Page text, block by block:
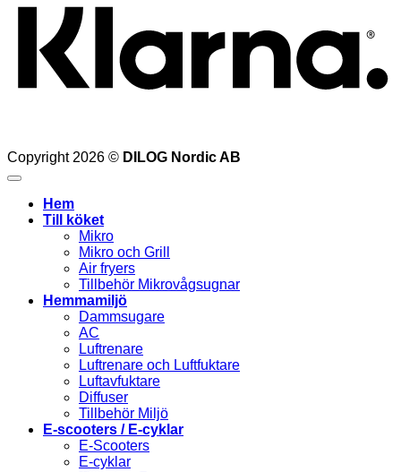
Copyright 2026 © DILOG Nordic AB
Hem
Till köket
Mikro
Mikro och Grill
Air fryers
Tillbehör Mikrovågsugnar
Hemmamiljö
Dammsugare
AC
Luftrenare
Luftrenare och Luftfuktare
Luftavfuktare
Diffuser
Tillbehör Miljö
E-scooters / E-cyklar
E-Scooters
E-cyklar